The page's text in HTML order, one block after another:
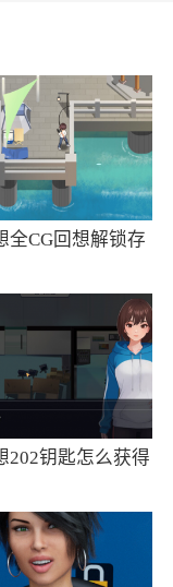
了一个广阔的
危险的未知生
“尸潮”，为玩
需要高效管理
物等，同时建
是生存的关
、10种气象表
秘科学组织下
不慎触碰，就
对阵营，但依
敌对生物，
人具有极强的
全CG回想解锁存
202钥匙怎么获得